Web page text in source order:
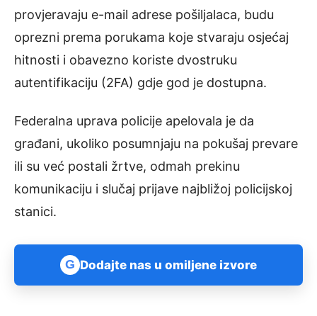
provjeravaju e-mail adrese pošiljalaca, budu
oprezni prema porukama koje stvaraju osjećaj
hitnosti i obavezno koriste dvostruku
autentifikaciju (2FA) gdje god je dostupna.
Federalna uprava policije apelovala je da
građani, ukoliko posumnjaju na pokušaj prevare
ili su već postali žrtve, odmah prekinu
komunikaciju i slučaj prijave najbližoj policijskoj
stanici.
G Dodajte nas u omiljene izvore